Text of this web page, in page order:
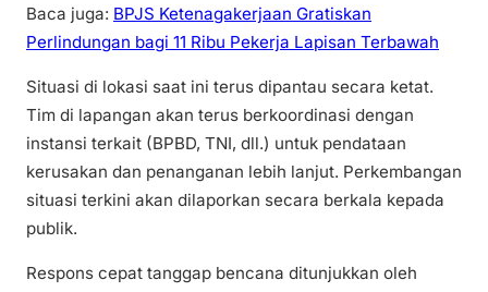
Baca juga: BPJS Ketenagakerjaan Gratiskan
Perlindungan bagi 11 Ribu Pekerja Lapisan Terbawah
Situasi di lokasi saat ini terus dipantau secara ketat.
Tim di lapangan akan terus berkoordinasi dengan
instansi terkait (BPBD, TNI, dll.) untuk pendataan
kerusakan dan penanganan lebih lanjut. Perkembangan
situasi terkini akan dilaporkan secara berkala kepada
publik.
Respons cepat tanggap bencana ditunjukkan oleh